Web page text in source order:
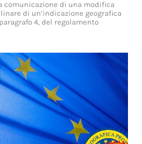
comunicazione di una modifica
di un’indicazione geografica
4, del regolamento